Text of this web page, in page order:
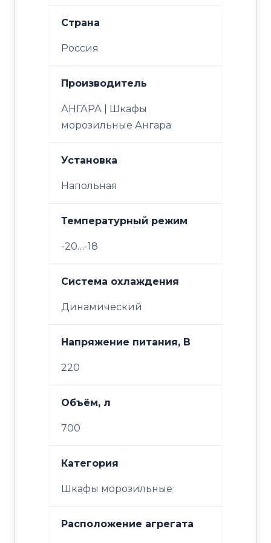
Страна
Россия
Производитель
АНГАРА | Шкафы
морозильные Ангара
Установка
Напольная
Температурный режим
-20…-18
Система охлаждения
Динамический
Напряжение питания, В
220
Объём, л
700
Категория
Шкафы морозильные
Расположение агрегата